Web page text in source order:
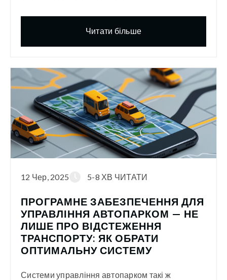
Читати більше
12 Чер, 2025 5-8 ХВ ЧИТАТИ
ПРОГРАМНЕ ЗАБЕЗПЕЧЕННЯ ДЛЯ
УПРАВЛІННЯ АВТОПАРКОМ — НЕ
ЛИШЕ ПРО ВІДСТЕЖЕННЯ
ТРАНСПОРТУ: ЯК ОБРАТИ
ОПТИМАЛЬНУ СИСТЕМУ
Системи управління автопарком такі ж